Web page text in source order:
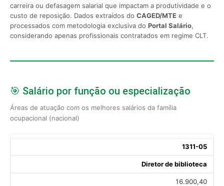
carreira ou defasagem salarial que impactam a produtividade e o
custo de reposição. Dados extraídos do CAGED/MTE e
processados com metodologia exclusiva do Portal Salário,
considerando apenas profissionais contratados em regime CLT.
🎯 Salário por função ou especialização
Áreas de atuação com os melhores salários da família
ocupacional (nacional)
1311-05
Diretor de biblioteca
16.900,40